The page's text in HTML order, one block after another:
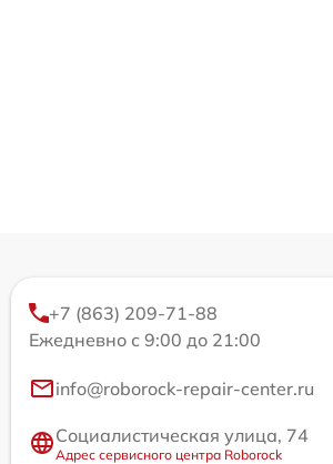
+7 (863) 209-71-88
Ежедневно с 9:00 до 21:00
info@roborock-repair-center.ru
Социалистическая улица, 74
Адрес сервисного центра Roborock